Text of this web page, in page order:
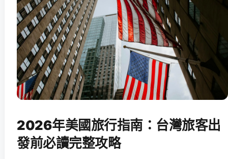
2026年美國旅行指南：台灣旅客出
發前必讀完整攻略